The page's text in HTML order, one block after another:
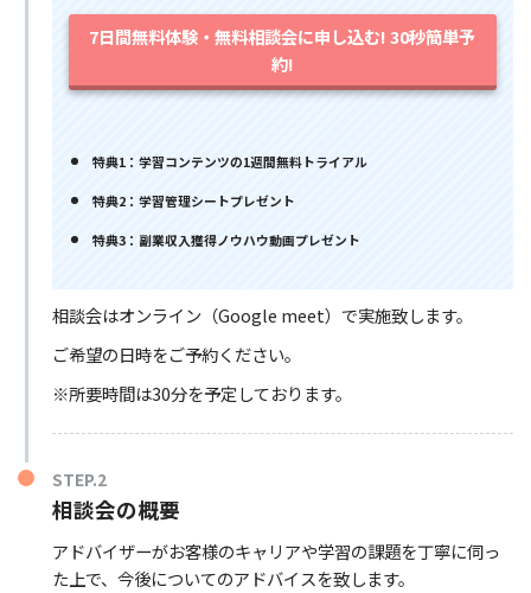
7日間無料体験・無料相談会に申し込む! 30秒簡単予
約!
特典1：学習コンテンツの1週間無料トライアル
特典2：学習管理シートプレゼント
特典3：副業収入獲得ノウハウ動画プレゼント
相談会はオンライン（Google meet）で実施致します。
ご希望の日時をご予約ください。
※所要時間は30分を予定しております。
STEP.2
相談会の概要
アドバイザーがお客様のキャリアや学習の課題を丁寧に伺っ
た上で、今後についてのアドバイスを致します。